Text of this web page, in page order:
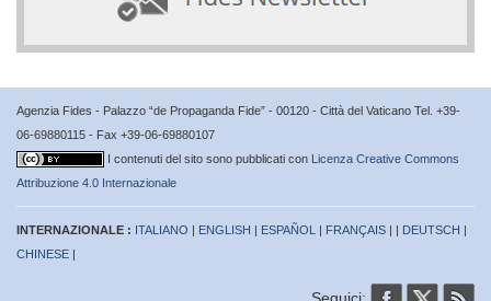
Agenzia Fides - Palazzo “de Propaganda Fide” - 00120 - Città del Vaticano Tel. +39-
06-69880115 - Fax +39-06-69880107
I contenuti del sito sono pubblicati con Licenza Creative Commons
Attribuzione 4.0 Internazionale
INTERNAZIONALE : ITALIANO | ENGLISH | ESPAÑOL | FRANÇAIS | | DEUTSCH |
CHINESE |
Seguici: